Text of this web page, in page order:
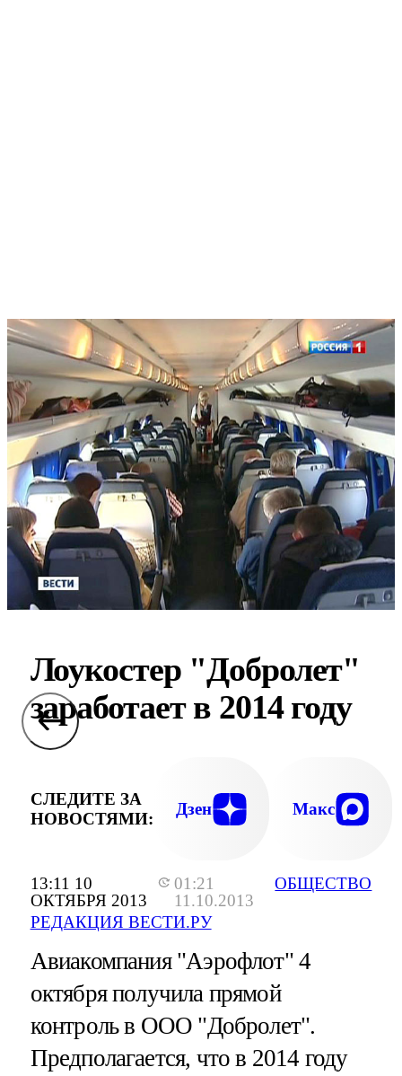
13:11 10
ОКТЯБРЯ 2013
01:21
11.10.2013
РЕДАКЦИЯ ВЕСТИ.РУ
ОБЩЕСТВО
Лоукостер "Добролет"
заработает в 2014 году
СЛЕДИТЕ ЗА
НОВОСТЯМИ:
Дзен Макс
Авиакомпания "Аэрофлот" 4
октября получила прямой
контроль в ООО "Добролет".
Предполагается, что в 2014 году